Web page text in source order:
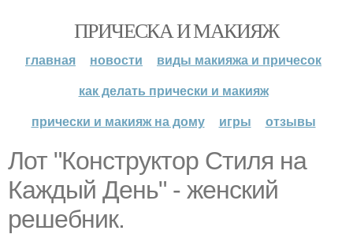
ПРИЧЕСКА И МАКИЯЖ
главная новости
виды макияжа и причесок
как делать прически и макияж
прически и макияж на дому
игры отзывы
Лот "Конструктор Стиля на
Каждый День" - женский
решебник.